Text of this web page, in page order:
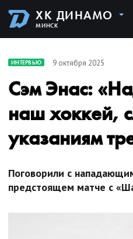
ХК ДИНАМО
МИНСК
ИНТЕРВЬЮ 9 октября 2025
Сэм Энас:
наш хоккей,
указаниям
Поговорили с
предстоящем матче с